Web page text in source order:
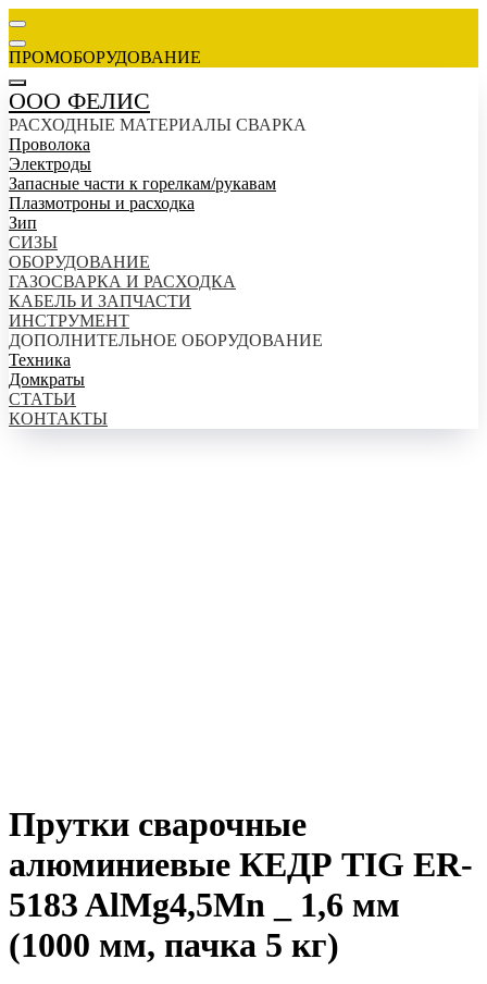
ПРОМОБОРУДОВАНИЕ
ООО ФЕЛИС
РАСХОДНЫЕ МАТЕРИАЛЫ СВАРКА
Проволока
Электроды
Запасные части к горелкам/рукавам
Плазмотроны и расходка
Зип
СИЗЫ
ОБОРУДОВАНИЕ
ГАЗОСВАРКА И РАСХОДКА
КАБЕЛЬ И ЗАПЧАСТИ
ИНСТРУМЕНТ
ДОПОЛНИТЕЛЬНОЕ ОБОРУДОВАНИЕ
Техника
Домкраты
СТАТЬИ
КОНТАКТЫ
Прутки сварочные
алюминиевые КЕДР TIG ER-
5183 AlMg4,5Mn _ 1,6 мм
(1000 мм, пачка 5 кг)